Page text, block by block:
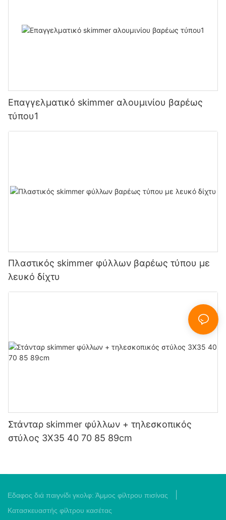
Επαγγελματικό skimmer αλουμινίου βαρέως
τύπου1
Πλαστικός skimmer φύλλων βαρέως τύπου με
λευκό δίχτυ
Στάνταρ skimmer φύλλων + τηλεσκοπικός
στύλος 3X35 40 70 85 89cm
Εδαφος διά παιγνίδι γκολφ: Άμμος φίλτρου πισίνας
Κατασκευαστής φίλτρου κασέτας